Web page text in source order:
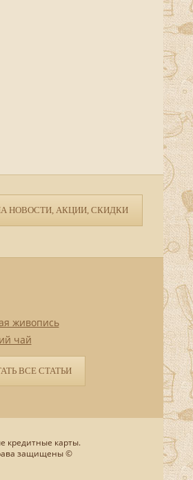
НОВОСТИ, АКЦИИ, СКИДКИ
живопись
чай
ВСЕ СТАТЬИ
кредитные карты.
защищены ©